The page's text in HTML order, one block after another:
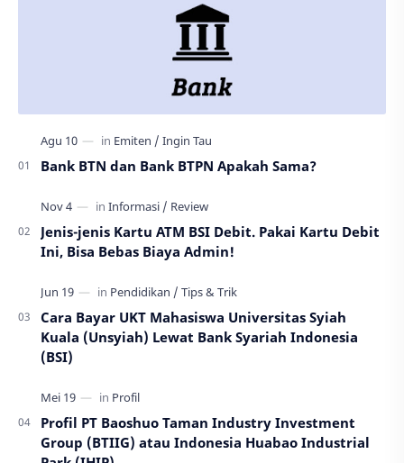
Bank BTN dan Bank BTPN Apakah Sama?
Jenis-jenis Kartu ATM BSI Debit. Pakai Kartu Debit
Ini, Bisa Bebas Biaya Admin!
Cara Bayar UKT Mahasiswa Universitas Syiah
Kuala (Unsyiah) Lewat Bank Syariah Indonesia
(BSI)
Profil PT Baoshuo Taman Industry Investment
Group (BTIIG) atau Indonesia Huabao Industrial